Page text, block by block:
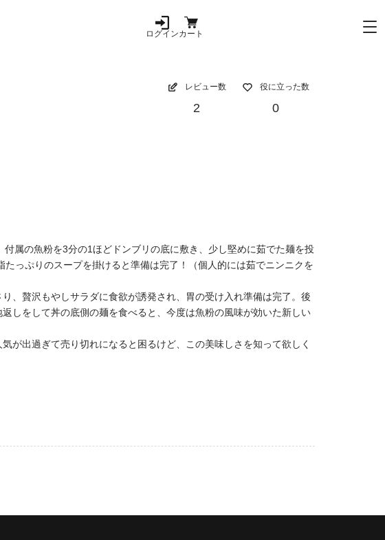
ログインカート
レビュー数
2
役に立った数
0
属の魚粉を3分の1ほどドンブリの底に敷き、少し堅めに茹でた麺を投
っぷりのスープを掛けると準備は完了！（個人的には茹でニンニクを
、贅沢もやしサラダに食欲が誘発され、胃の受け入れ準備は完了。後
しをして丼の底側の麺を食べると、今度は魚粉の風味が効いた新しい
が出過ぎて売り切れになると困るけど、この美味しさを知って欲しく